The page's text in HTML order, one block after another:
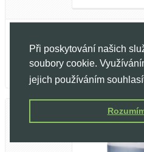
Při poskytování našich
soubory cookie.
jejich používáním
160,00